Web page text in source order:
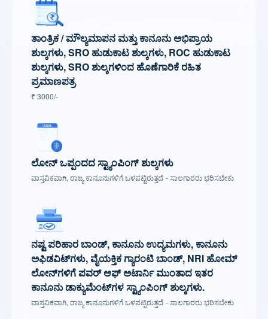
ತಾಂತ್ರಿಕ / ಮೌಲ್ಯಮಾಪನ ಮತ್ತು ಕಾನೂನು ಅಭಿಪ್ರಾಯ
ಶುಲ್ಕಗಳು, SRO ಹುಡುಕಾಟ ಶುಲ್ಕಗಳು, ROC ಹುಡುಕಾಟ
ಶುಲ್ಕಗಳು, SRO ಶುಲ್ಕಗಳಿಂದ ಹೊಣೆಗಾರಿಕೆ ರಹಿತ
ಪ್ರಮಾಣಪತ್ರ
₹ 3000/-
ಲೋನ್ ಒಪ್ಪಂದದ ಸ್ಟ್ಯಾಂಪಿಂಗ್ ಶುಲ್ಕಗಳು
ವಾಸ್ತವಿಕವಾಗಿ, ರಾಜ್ಯ ಕಾನೂನುಗಳಿಗೆ ಒಳಪಟ್ಟಿರುತ್ತದೆ - ಸಾಲಗಾರರು ಭರಿಸಬೇಕು
ನಷ್ಟ ಪರಿಹಾರ ಬಾಂಡ್, ಕಾನೂನು ಉದ್ಯಮಗಳು, ಕಾನೂನು
ಅಫಿಡವಿಟ್‌ಗಳು, ವೈಯಕ್ತಿಕ ಗ್ಯಾರಂಟಿ ಬಾಂಡ್, NRI ಹೋಮ್
ಲೋನ್‌ಗಳಿಗೆ ಪವರ್ ಆಫ್ ಅಟಾರ್ನಿ ಮುಂತಾದ ಇತರ
ಕಾನೂನು ಡಾಕ್ಯುಮೆಂಟ್‌ಗಳ ಸ್ಟ್ಯಾಂಪಿಂಗ್ ಶುಲ್ಕಗಳು.
ವಾಸ್ತವಿಕವಾಗಿ, ರಾಜ್ಯ ಕಾನೂನುಗಳಿಗೆ ಒಳಪಟ್ಟಿರುತ್ತದೆ - ಸಾಲಗಾರರು ಭರಿಸಬೇಕು